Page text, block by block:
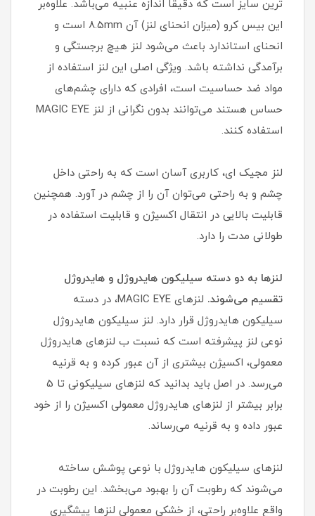
ترین سایز است که دقیقا اندازه عنبیه می‌باشد. علاوه‌بر
این بیس کرو (میزان انحنای لنز) آن 8.5mm است و
انحنای استاندارد باعث می‌شود لنز هیچ برجستگی و
برآمدگی نداشته باشد. ویژگی اصلی این لنز استفاده از
مواد ضد حساسیت است، افرادی که دارای چشم‌های
حساس هستند می‌توانند بدون نگرانی از لنز MAGIC EYE
استفاده کنند.
لنز مجیک ای، کاربری آسان است که به راحتی داخل
چشم و به راحتی می‌توان آن را از چشم در آورد. همچنین
قابلیت بالایی در انتقال اکسیژن و قابلیت استفاده در
طولانی مدت را دارد.
لنزها به دو دسته سیلیکون هایدروژل و هایدروژل
تقسیم می‌شوند.
لنزهای MAGIC EYE، در دسته
سیلیکون هایدروژل قرار دارد. لنز سیلیکون هایدروژل
نوعی لنز پیشرفته است که نسبت ب لنزهای هایدروژل
معمولی، اکسیژن بیشتری از آن عبور کرده و به قرنیه
می‌رسد. در اصل باید بدانید که لنزهای سیلیکونی تا 5
برابر بیشتر از لنزهای هایدروژل معمولی اکسیژن را از خود
عبور داده و به قرنیه می‌رساند.
لنزهای سیلیکون هایدروژل با نوعی پوشش ساخته
می‌شوند که رطوبت آن را بهبود می‌بخشد. این رطوبت در
واقع علاوه‌بر راحتی، از خشکی معمولی لنزها پیشگیری